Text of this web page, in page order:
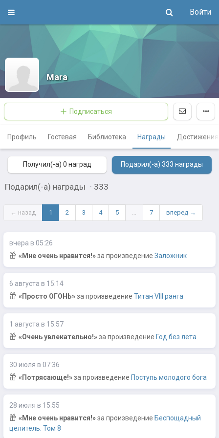
Войти
Mara
Подписаться
Профиль Гостевая Библиотека Награды Достижения
Получил(-а) 0 наград Подарил(-а) 333 награды
Подарил(-а) награды · 333
← назад 1 2 3 4 5 … 7 вперед →
вчера в 05:26
«Мне очень нравится!»за произведение Заложник
6 августа в 15:14
«Просто ОГОНЬ»за произведение Титан VIII ранга
1 августа в 15:57
«Очень увлекательно!»за произведение Год без лета
30 июля в 07:36
«Потрясающе!»за произведение Поступь молодого бога
28 июля в 15:55
«Мне очень нравится!»за произведение Беспощадный
целитель. Том 8